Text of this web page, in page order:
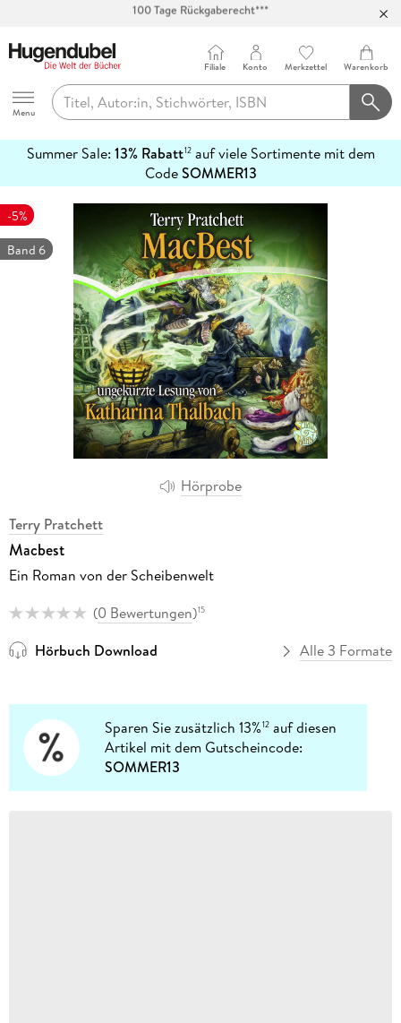
Abholung in über 100 Filialen
Hugendubel
Menu
Filiale Konto Merkzettel Warenkorb
Summer Sale: 13% Rabatt12auf viele Sortimente mit dem
CodeSOMMER13
erfahren
Hörprobe
-5%
Band 6
Terry Pratchett
Macbest
Ein Roman von der Scheibenwelt
(0 Bewertungen)15
Hörbuch Download Alle 3 Formate
Sparen Sie zusätzlich 13%12 auf diesen
Artikel mit dem Gutscheincode:
SOMMER13